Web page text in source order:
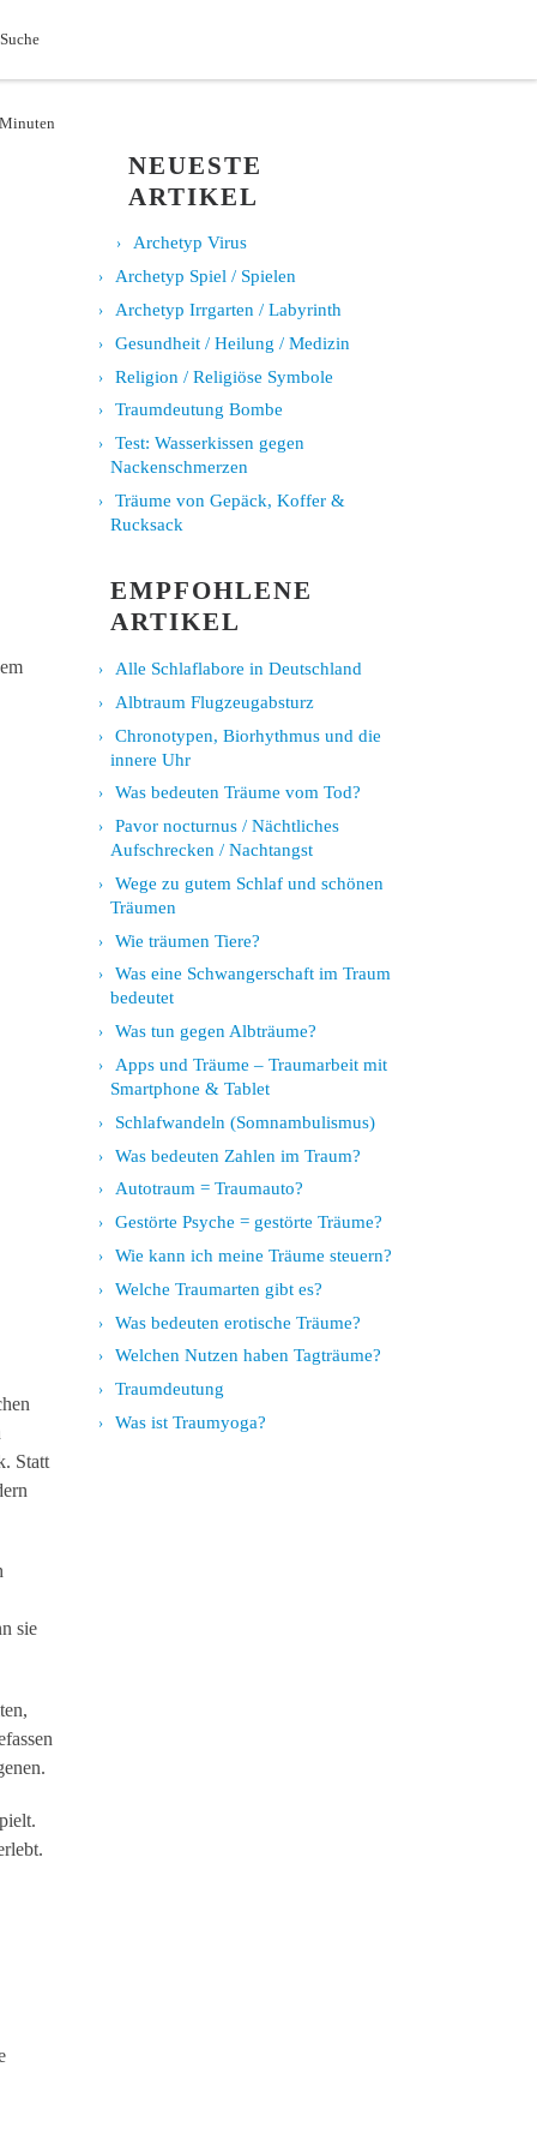
Search
Statt
sie
NEUESTE
ARTIKEL
Archetyp Virus
Archetyp Spiel / Spielen
Archetyp Irrgarten / Labyrinth
Gesundheit / Heilung / Medizin
Religion / Religiöse Symbole
Traumdeutung Bombe
Test: Wasserkissen gegen
Nackenschmerzen
Träume von Gepäck, Koffer &
Rucksack
EMPFOHLENE
ARTIKEL
Alle Schlaflabore in Deutschland
Albtraum Flugzeugabsturz
Chronotypen, Biorhythmus und die
innere Uhr
Was bedeuten Träume vom Tod?
Pavor nocturnus / Nächtliches
Aufschrecken / Nachtangst
Wege zu gutem Schlaf und schönen
Träumen
Wie träumen Tiere?
Was eine Schwangerschaft im Traum
bedeutet
Was tun gegen Albträume?
Apps und Träume – Traumarbeit mit
Smartphone & Tablet
Schlafwandeln (Somnambulismus)
Was bedeuten Zahlen im Traum?
Autotraum = Traumauto?
Gestörte Psyche = gestörte Träume?
Wie kann ich meine Träume steuern?
Welche Traumarten gibt es?
Was bedeuten erotische Träume?
Welchen Nutzen haben Tagträume?
Traumdeutung
Was ist Traumyoga?